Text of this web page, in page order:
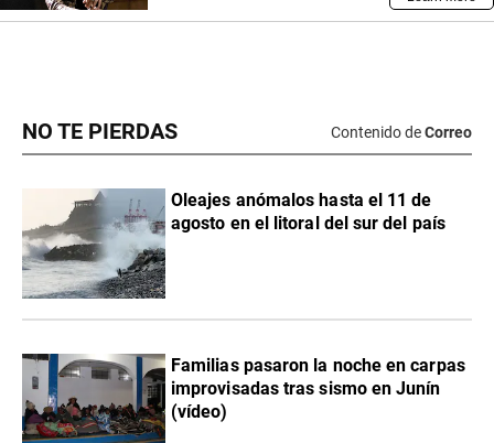
NO TE PIERDAS Contenido deCorreo
Oleajes anómalos hasta el 11 de
agosto en el litoral del sur del país
Familias pasaron la noche en carpas
improvisadas tras sismo en Junín
(vídeo)